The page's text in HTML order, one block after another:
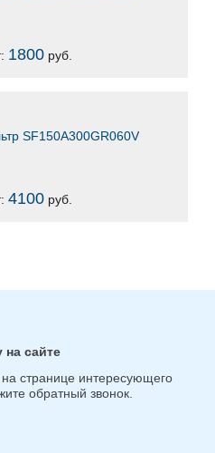
1800руб.
SF150A300GR060V
4100руб.
на сайте
странице интересующего
обратный звонок.